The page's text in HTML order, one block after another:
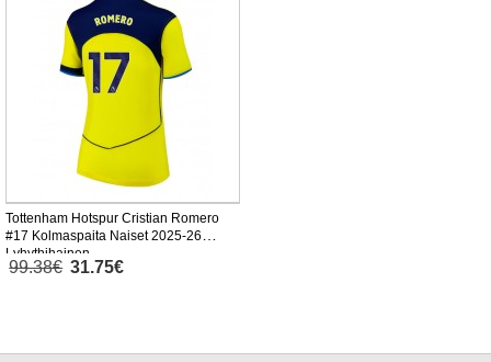
Tottenham Hotspur Cristian Romero
#17 Kolmaspaita Naiset 2025-26
Lyhythihainen
99.38€ 31.75€